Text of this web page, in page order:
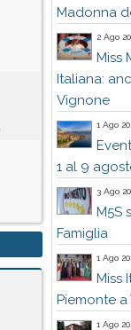
Madonna
2 Ago
Miss
Italiana:
Vignone
1 Ago
1 al 9
3 Ago
M5S
Famiglia
1 Ago
Miss
Piemonte a
1 Ago